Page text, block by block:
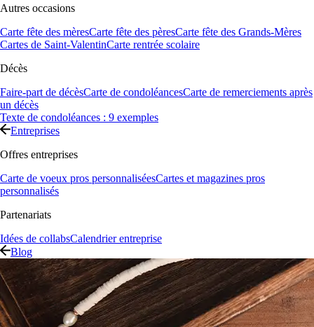
Autres occasions
Carte fête des mèresCarte fête des pèresCarte fête des Grands-Mères
Cartes de Saint-ValentinCarte rentrée scolaire
Décès
Faire-part de décèsCarte de condoléancesCarte de remerciements après
un décès
Texte de condoléances : 9 exemples
Entreprises
Offres entreprises
Carte de voeux pros personnaliséesCartes et magazines pros
personnalisés
Partenariats
Idées de collabsCalendrier entreprise
Blog